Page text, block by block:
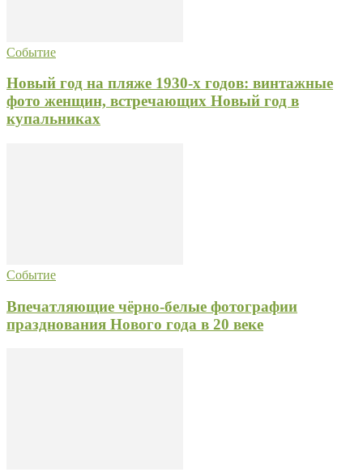
Событие
Новый год на пляже 1930-х годов: винтажные
фото женщин, встречающих Новый год в
купальниках
Событие
Впечатляющие чёрно-белые фотографии
празднования Нового года в 20 веке